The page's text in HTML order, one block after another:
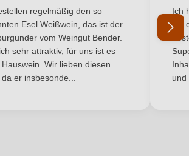
2021
Italien
DOC
Ich habe mein Passwort vergessen
Bewertung von 5 von 5 Sternen
regelmäßig den so
Esel Weißwein, das ist der
vom Weingut Bender.
sehr attraktiv, für uns ist es
Wir lieben diesen
er insbesonde...
Ich
mit
und